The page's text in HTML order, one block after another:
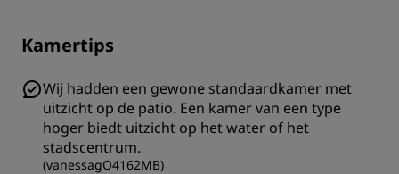
Kamertips
Wij hadden een gewone standaardkamer met
uitzicht op de patio. Een kamer van een type
hoger biedt uitzicht op het water of het
stadscentrum.
(vanessagO4162MB)